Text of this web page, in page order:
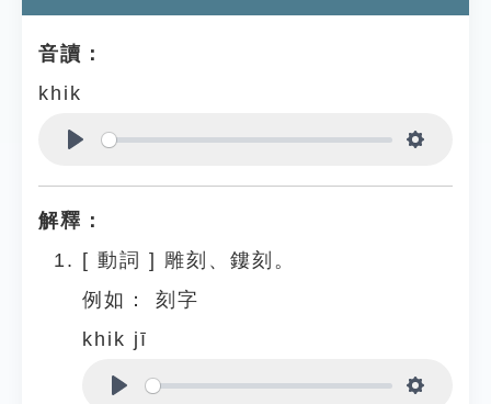
音讀：
khik
解釋：
[ 動詞 ] 雕刻、鏤刻。
例如：
刻字
khik jī